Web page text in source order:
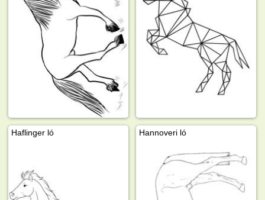
Haflinger ló Hannoveri ló